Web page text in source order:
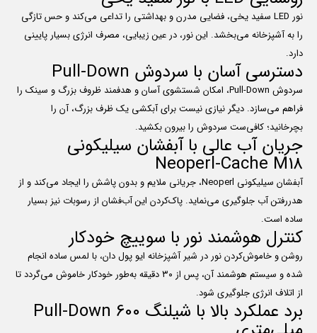
نور LED سفید یخی، فضایی مدرن و بهداشتی را تداعی می‌کند و حس تازگی
را به آشپزخانه می‌بخشد. این نور، در عین زیبایی، مصرف انرژی بسیار پایینی
دارد.
دسترسی آسان با سردوش Pull-Down
سردوش Pull-Down، امکان شستشوی آسان و هدفمند ظروف بزرگ و سینک را
فراهم می‌سازد. دیگر نیازی نیست برای آبکشی یک ظرف بزرگ، آن را
بچرخانید؛ کافی‌ست سردوش را بیرون بکشید.
جریان آب عالی با آبفشان سیلیکونی
Neoperl-Cache M18
آبفشان سیلیکونی Neoperl، جریانی ملایم و بدون پاشش را ایجاد می‌کند و از
هدررفتن آب جلوگیری می‌نماید. پاک‌کردن این آب‌فشان از رسوبات نیز بسیار
ساده است.
کنترل هوشمند نور با سوییچ خودکار
روشن و خاموش‌کردن نور در شیر آشپزخانه ایو پول دان، با لمس ساده انجام
شده و سیستم هوشمند آن، پس از ۳۰ دقیقه به‌طور خودکار خاموش می‌گردد تا
از اتلاف انرژی جلوگیری شود.
برد عملکرد بالا با شیلنگ Pull-Down 600